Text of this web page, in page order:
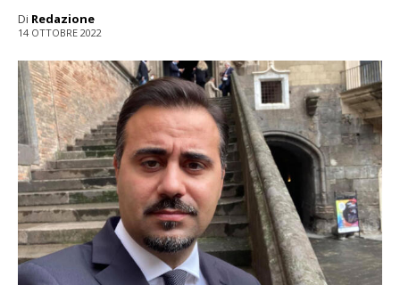
Di Redazione
14 OTTOBRE 2022